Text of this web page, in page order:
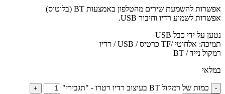
אפשרות להשמעת שירים מהטלפון באמצעות BT (בלוטוס)
אפשרות לשמוע רדיו וחיבור USB.
נטען על ידי כבל USB
תמיכה: אלחוטי /TF כרטיס / USB /
רדיו
רמקול נייד / BT
במלאי
כמות של רמקול BT בעיצוב רדיו רטרו - "תגבירי"